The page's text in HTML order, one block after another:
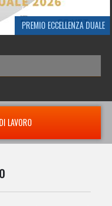
PREMIO ECCELLENZA DUALE
LAVORO